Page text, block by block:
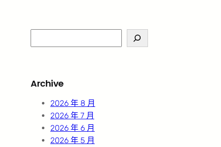
e
c
Archive
2026 年 8 月
2026 年 7 月
2026 年 6 月
2026 年 5 月